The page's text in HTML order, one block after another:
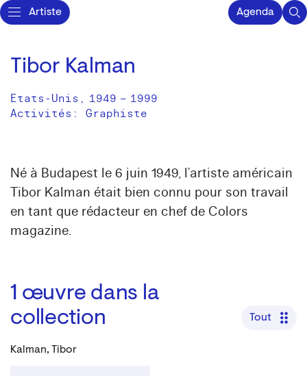
Artiste Agenda
Tibor Kalman
Etats-Unis , 1949 – 1999
Activités: Graphiste
Né à Budapest le 6 juin 1949, l’artiste américain
Tibor Kalman était bien connu pour son travail
en tant que rédacteur en chef de Colors
magazine.
1 œuvre dans la
collection
Tout
Kalman, Tibor